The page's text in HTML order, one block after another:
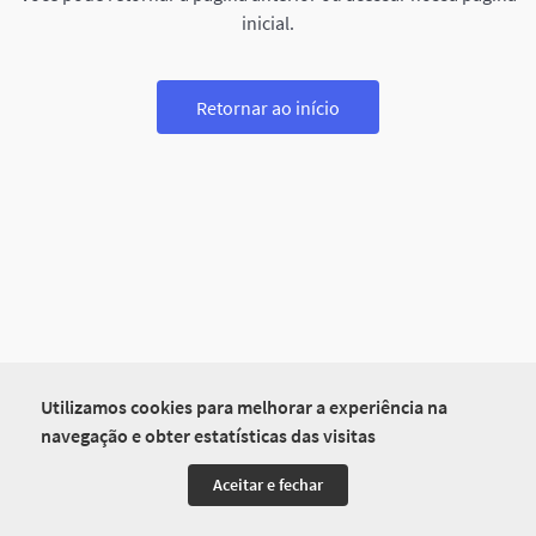
Utilizamos cookies para melhorar a experiência na
navegação e obter estatísticas das visitas
Aceitar e fechar
inicial.
Retornar ao início